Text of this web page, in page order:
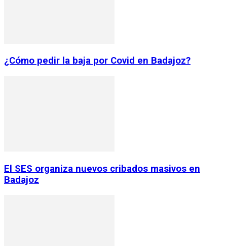
¿Cómo pedir la baja por Covid en Badajoz?
El SES organiza nuevos cribados masivos en
Badajoz